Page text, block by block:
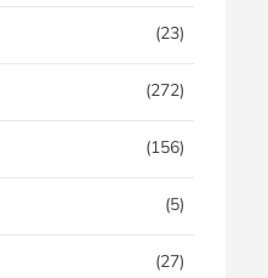
(23)
(272)
(156)
(5)
(27)